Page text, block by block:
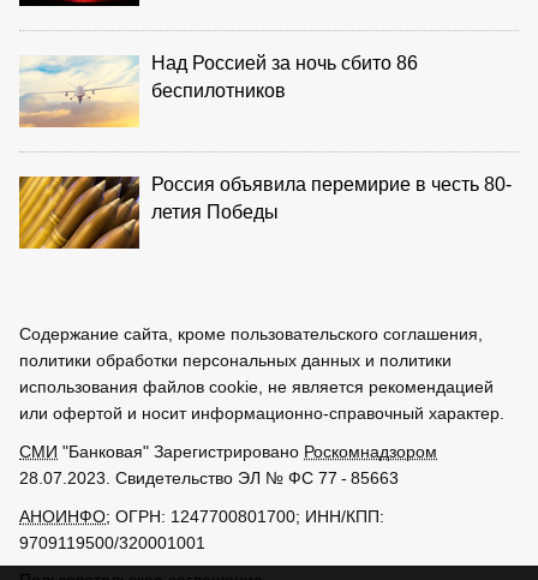
Над Россией за ночь сбито 86
беспилотников
Россия объявила перемирие в честь 80-
летия Победы
Содержание сайта, кроме пользовательского соглашения,
политики обработки персональных данных и политики
использования файлов cookie, не является рекомендацией
или офертой и носит информационно-справочный характер.
СМИ "Банковая" Зарегистрировано Роскомнадзором
28.07.2023. Свидетельство ЭЛ № ФС 77 - 85663
АНОИНФО; ОГРН: 1247700801700; ИНН/КПП:
9709119500/320001001